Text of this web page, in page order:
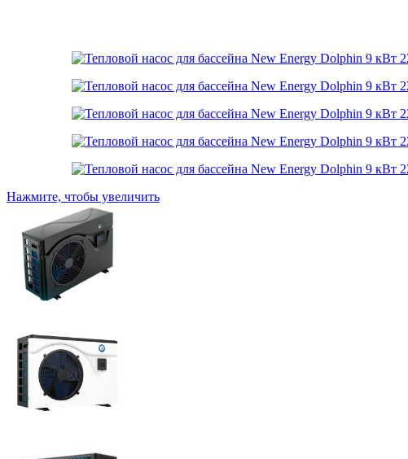
Нажмите, чтобы увеличить